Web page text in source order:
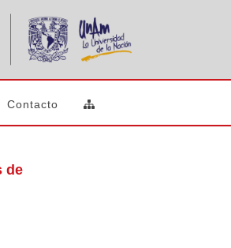
Contacto
de